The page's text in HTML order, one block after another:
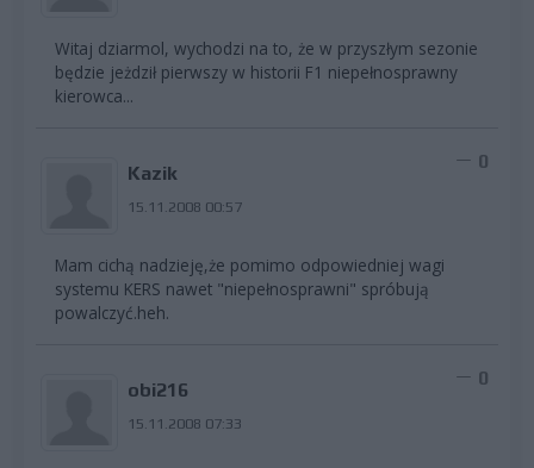
Witaj dziarmol, wychodzi na to, że w przyszłym sezonie
będzie jeżdził pierwszy w historii F1 niepełnosprawny
kierowca...
Kazik
15.11.2008 00:57
0
Mam cichą nadzieję,że pomimo odpowiedniej wagi
systemu KERS nawet "niepełnosprawni" spróbują
powalczyć.heh.
obi216
15.11.2008 07:33
0